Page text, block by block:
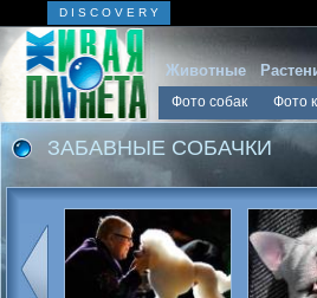
D I S C O V E R Y
Животные
Фото собак Фото
ЗАБАВНЫЕ СОБАЧКИ